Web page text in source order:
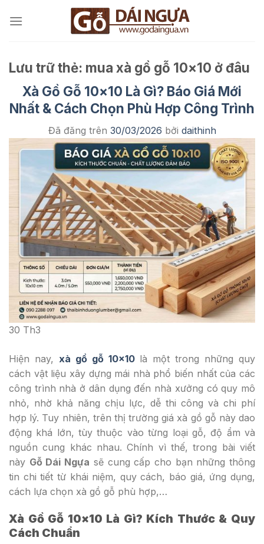
đến
Lưu trữ thẻ: mua xà gồ gỗ 10×10 ở đâu
Xà Gồ Gỗ 10×10 Là Gì? Báo Giá Mới
Nhất & Cách Chọn Phù Hợp Công Trình
Đã đăng trên 30/03/2026 bởi daithinh
30 Th3
Hiện nay, xà gồ gỗ 10×10là một trong những quy
cách vật liệu xây dựng mái nhà phổ biến nhất của các
công trình nhà ở dân dụng đến nhà xưởng có quy mô
nhỏ, nhờ khả năng chịu lực, dễ thi công và chi phí
hợp lý. Tuy nhiên, trên thị trường giá xà gồ gỗ này dao
động khá lớn, tùy thuộc vào từng loại gỗ, độ ẩm và
nguồn cung khác nhau. Chính vì thế, trong bài viết
này Gỗ Dái Ngựa sẽ cung cấp cho bạn những thông
tin chi tiết từ khái niệm, quy cách, báo giá, ứng dụng,
cách lựa chọn xà gồ gỗ phù hợp,…
Xà Gồ Gỗ 10×10 Là Gì? Kích Thước & Quy
Cách Chuẩn